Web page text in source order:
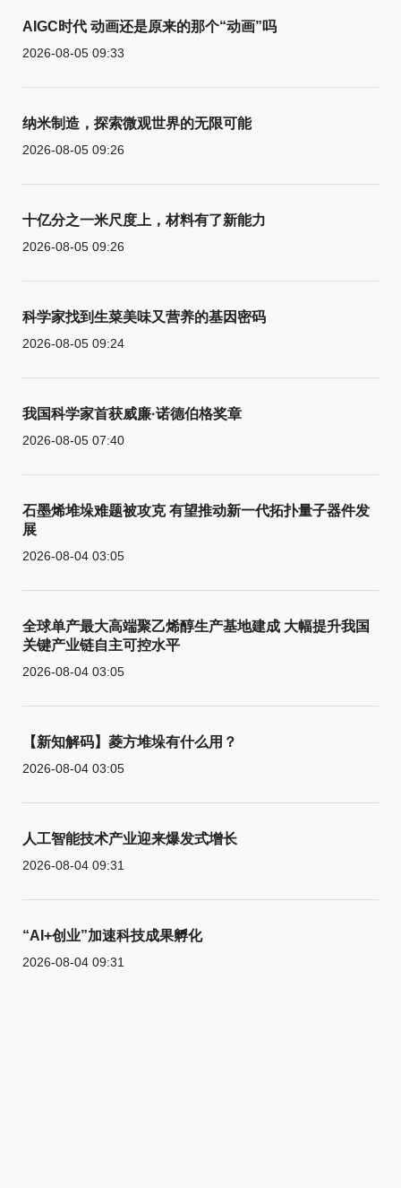
AIGC时代 动画还是原来的那个“动画”吗
2026-08-05 09:33
纳米制造，探索微观世界的无限可能
2026-08-05 09:26
十亿分之一米尺度上，材料有了新能力
2026-08-05 09:26
科学家找到生菜美味又营养的基因密码
2026-08-05 09:24
我国科学家首获威廉·诺德伯格奖章
2026-08-05 07:40
石墨烯堆垛难题被攻克 有望推动新一代拓扑量子器件发
展
2026-08-04 03:05
全球单产最大高端聚乙烯醇生产基地建成 大幅提升我国
关键产业链自主可控水平
2026-08-04 03:05
【新知解码】菱方堆垛有什么用？
2026-08-04 03:05
人工智能技术产业迎来爆发式增长
2026-08-04 09:31
“AI+创业”加速科技成果孵化
2026-08-04 09:31